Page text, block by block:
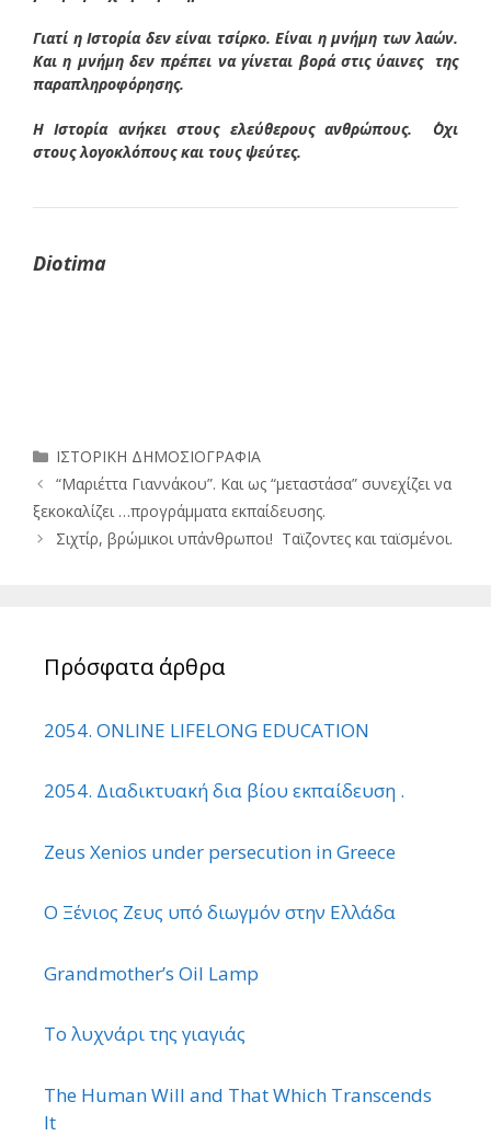
Γιατί η Ιστορία δεν είναι τσίρκο. Είναι η μνήμη των λαών.
Και η μνήμη δεν πρέπει να γίνεται βορά στις ύαινες της
παραπληροφόρησης.
Η Ιστορία ανήκει στους ελεύθερους ανθρώπους. ΄Οχι
στους λογοκλόπους και τους ψεύτες.
Diotima
Κατηγορίες
ΙΣΤΟΡΙΚΗ ΔΗΜΟΣΙΟΓΡΑΦΙΑ
“Μαριέττα Γιαννάκου”. Και ως “μεταστάσα” συνεχίζει να
ξεκοκαλίζει …προγράμματα εκπαίδευσης.
Σιχτίρ, βρώμικοι υπάνθρωποι! Ταϊζοντες και ταϊσμένοι.
Πρόσφατα άρθρα
2054. ONLINE LIFELONG EDUCATION
2054. Διαδικτυακή δια βίου εκπαίδευση .
Zeus Xenios under persecution in Greece
Ο Ξένιος Ζευς υπό διωγμόν στην Ελλάδα
Grandmother’s Oil Lamp
Το λυχνάρι της γιαγιάς
The Human Will and That Which Transcends
It